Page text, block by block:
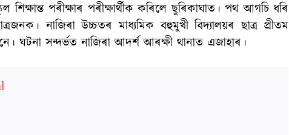
শিক্ষান্ত পৰীক্ষাৰ পৰীক্ষাৰ্থীক কৰিলে ছুৰিকাঘাত। পথ আগচি ধৰি
নাজিৰা উচ্চতৰ মাধ্যমিক বহুমুখী বিদ্যালয়ৰ ছাত্ৰ প্ৰীতম
ঘটনা সন্দৰ্ভত নাজিৰা আদৰ্শ আৰক্ষী থানাত এজাহাৰ।